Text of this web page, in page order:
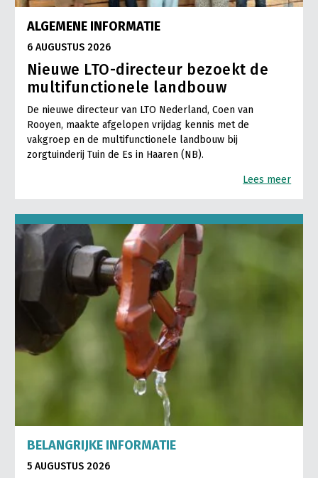
ALGEMENE INFORMATIE
6 AUGUSTUS 2026
Nieuwe LTO-directeur bezoekt de
multifunctionele landbouw
De nieuwe directeur van LTO Nederland, Coen van
Rooyen, maakte afgelopen vrijdag kennis met de
vakgroep en de multifunctionele landbouw bij
zorgtuinderij Tuin de Es in Haaren (NB).
Lees meer
BELANGRIJKE INFORMATIE
5 AUGUSTUS 2026